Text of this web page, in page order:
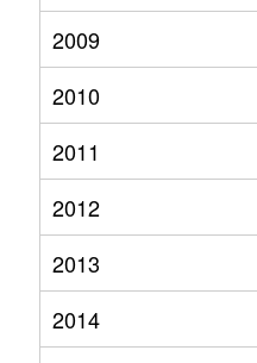
2009
2010
2011
2012
2013
2014